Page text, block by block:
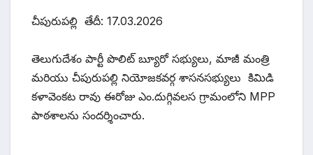
చీపురుపల్లి తేదీ: 17.03.2026
తెలుగుదేశం పార్టీ పొలిట్ బ్యూరో సభ్యులు, మాజీ మంత్రి
మరియు చీపురుపల్లి నియోజకవర్గ శాసనసభ్యులు కిమిడి
కళావెంకట రావు ఈరోజు ఎం.దుగ్గివలస గ్రామంలోని MPP
పాఠశాలను సందర్శించారు.